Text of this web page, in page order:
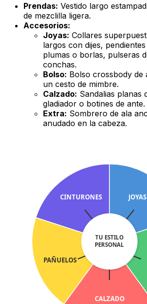
Prendas: Vestido largo
de mezclilla ligera.
Accesorios:
Joyas: Collares
largos con dijes,
plumas o borlas, pulseras
conchas.
Bolso: Bolso crossbody de
un cesto de mimbre.
Calzado: Sandalias planas
gladiador o botines de ante.
Extra: Sombrero de ala
anudado en la cabeza.
JOYAS
CALZADO
PAÑUELOS
CINTURONES
TU ESTILO
PERSONAL